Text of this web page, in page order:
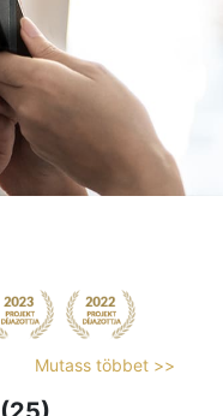
Mutass többet >>